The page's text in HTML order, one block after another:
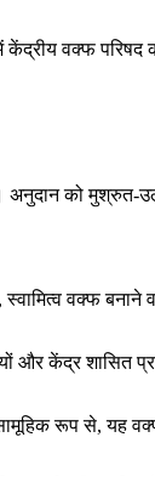
वक्फ परिषद
है। अनुदान को
वक्फ
और केंद्र शासित
रूप से, यह